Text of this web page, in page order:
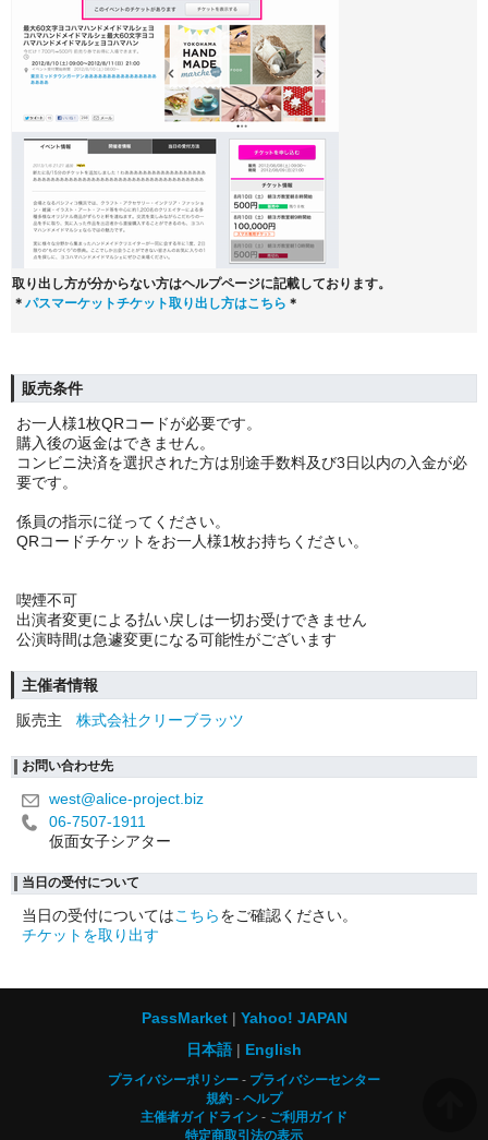
取り出し方が分からない方はヘルプページに記載しております。
＊ パスマーケットチケット取り出し方はこちら ＊
販売条件
お一人様1枚QRコードが必要です。
購入後の返金はできません。
コンビニ決済を選択された方は別途手数料及び3日以内の入金が必
要です。
係員の指示に従ってください。
QRコードチケットをお一人様1枚お持ちください。
喫煙不可
出演者変更による払い戻しは一切お受けできません
公演時間は急遽変更になる可能性がございます
主催者情報
販売主
株式会社クリーブラッツ
お問い合わせ先
west@alice-project.biz
06-7507-1911
仮面女子シアター
当日の受付について
当日の受付についてはこちらをご確認ください。
チケットを取り出す
PassMarket
Yahoo! JAPAN
日本語
English
プライバシーポリシー
プライバシーセンター
規約
ヘルプ
主催者ガイドライン
ご利用ガイド
特定商取引法の表示